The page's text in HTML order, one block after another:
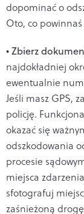
dopominać o
Oto, co
• Zbierz
najdokładniej
ewentualnie
Jeśli masz GPS,
policję.
okazać się
odszkodowania
procesie
miejsca
sfotografuj
zaśnieżoną